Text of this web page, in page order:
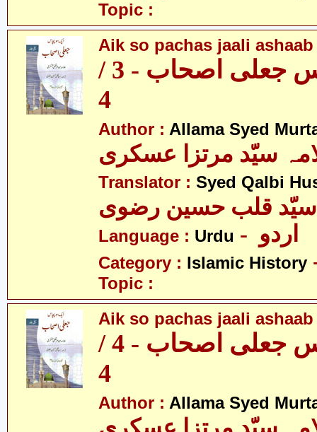
Topic :
Aik so pachas jaali ashaab
ایک سو پچاس جعلی اصحاب - 3 /
4
Author : Allama Syed
سیّد مرتزا عسکری
Translator : Syed Qalbi
Language : Urdu
Category : Islamic History
Topic :
Aik so pachas jaali ashaab
ایک سو پچاس جعلی اصحاب - 4 /
4
Author : Allama Syed